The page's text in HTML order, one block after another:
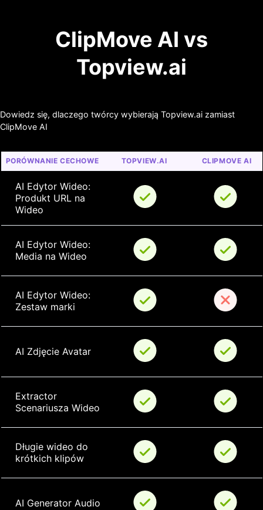
ClipMove AI vs
Topview.ai
Dowiedz się, dlaczego twórcy wybierają Topview.ai zamiast
ClipMove AI
PORÓWNANIE CECHOWE TOPVIEW.AI CLIPMOVE AI
AI Edytor Wideo:
Produkt URL na
Wideo
AI Edytor Wideo:
Media na Wideo
AI Edytor Wideo:
Zestaw marki
AI Zdjęcie Avatar
Extractor
Scenariusza Wideo
Długie wideo do
krótkich klipów
AI Generator Audio